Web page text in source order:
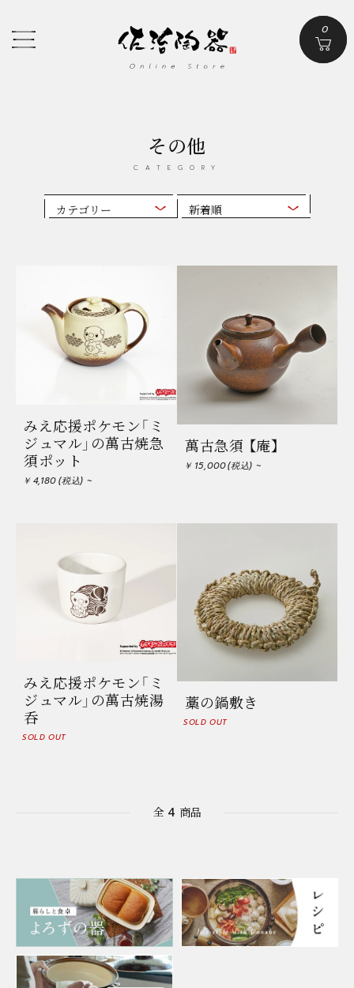
0
炊飯鍋 耐熱器
その他
CATEGORY
みえ応援ポケモン「ミ
ジュマル」の萬古焼急
須ポット
4,180
萬古急須 【庵】
15,000
みえ応援ポケモン「ミ
ジュマル」の萬古焼湯
呑
SOLD OUT
藁の鍋敷き
SOLD OUT
全 4 商品